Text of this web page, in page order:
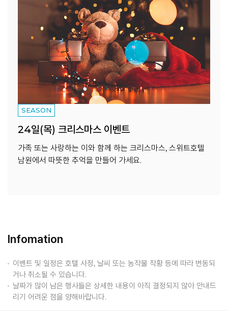
SEASON
24일(목) 크리스마스 이벤트
가족 또는 사랑하는 이와 함께 하는 크리스마스, 스위트호텔
남원에서 따뜻한 추억을 만들어 가세요.
Infomation
이벤트 및 일정은 호텔 사정, 날씨 또는 농작물 작황 등에 따라 변동되
거나 취소될 수 있습니다.
날짜가 많이 남은 행사들은 상세한 내용이 아직 결정되지 않아 안내드
리기 어려운 점을 양해바랍니다.